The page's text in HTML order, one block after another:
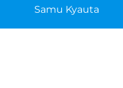
Samu Kyauta